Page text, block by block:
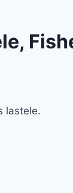
lastele.